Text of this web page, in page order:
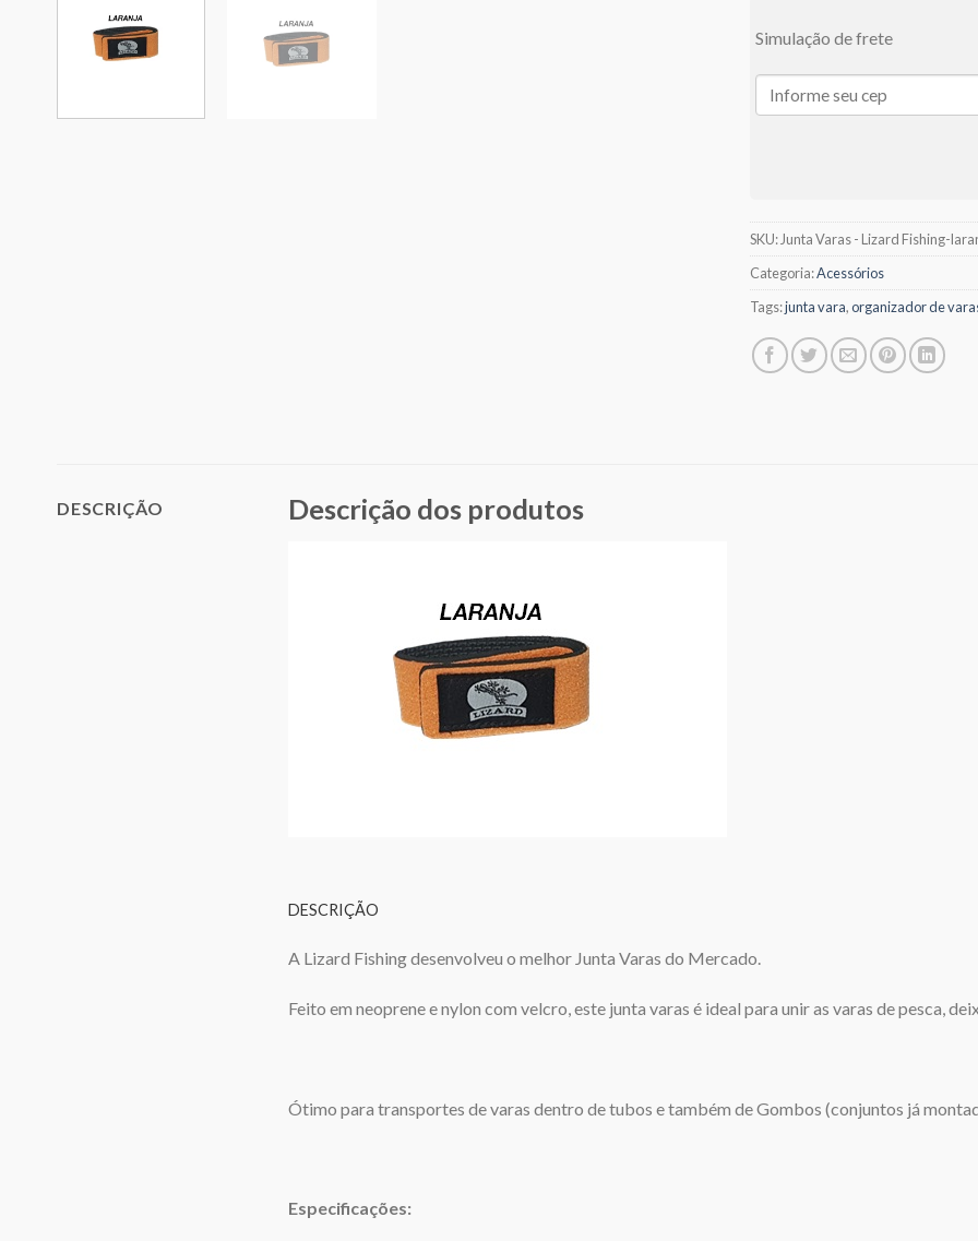
Simulação de frete
SKU: Junta Varas - Lizard Fishing-
Categoria:Acessórios
Tags:junta vara,organizador de
DESCRIÇÃO Descrição dos produtos
DESCRIÇÃO
A Lizard Fishing desenvolveu o melhor Junta Varas do Mercado.
Feito em neoprene e nylon com velcro, este junta varas é ideal para unir as varas de pesca,
Ótimo para transportes de varas dentro de tubos e também de Gombos (conjuntos já
Especificações: